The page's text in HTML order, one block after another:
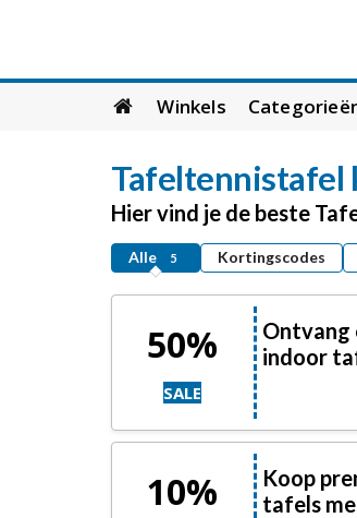
Skip
to
Winkels
Tafeltennistafel
Hier vind je de beste
Alle 5 Kortingscodes
50%
SALE
Ontvang
indoor
10%
Koop
tafels